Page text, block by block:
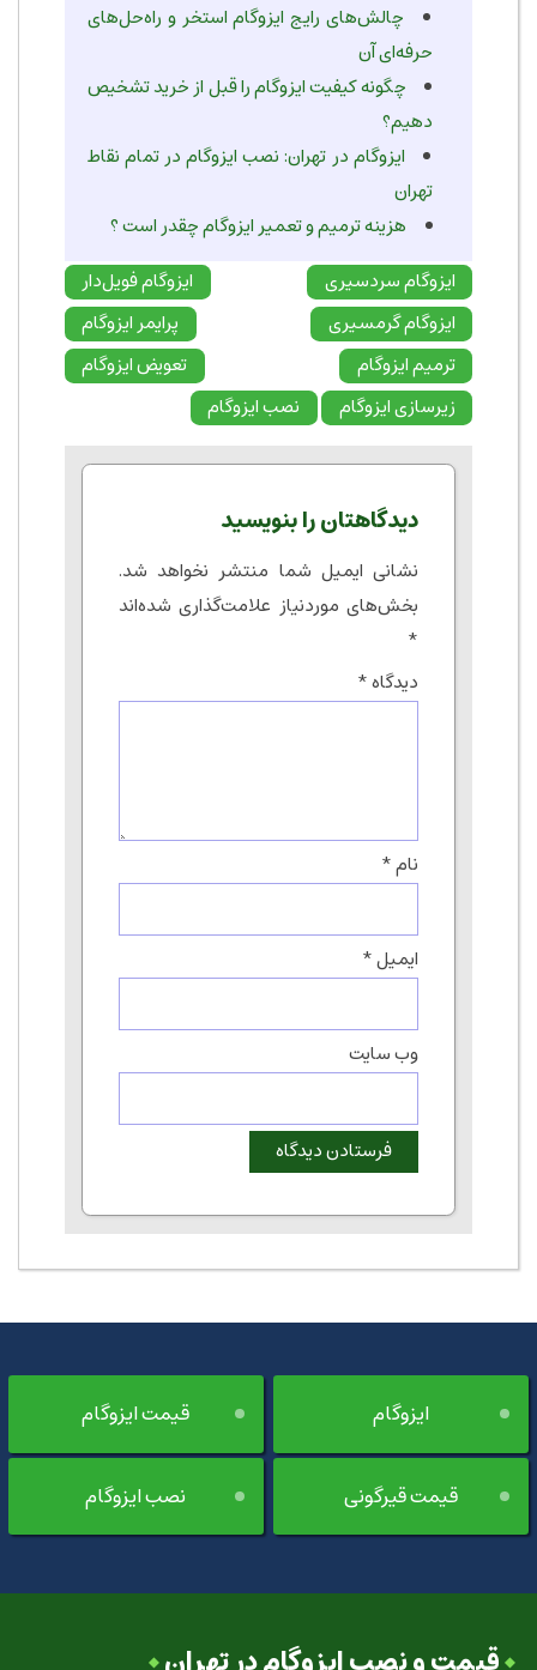
چالش‌های رایج ایزوگام استخر و راه‌حل‌های
حرفه‌ای آن
چگونه کیفیت ایزوگام را قبل از خرید تشخیص
دهیم؟
ایزوگام در تهران: نصب ایزوگام در تمام نقاط
تهران
هزینه ترمیم و تعمیر ایزوگام چقدر است ؟
ایزوگام سردسیری
ایزوگام فویل‌دار
ایزوگام گرمسیری
پرایمر ایزوگام
ترمیم ایزوگام
تعویض ایزوگام
زیرسازی ایزوگام
نصب ایزوگام
دیدگاهتان را بنویسید
نشانی ایمیل شما منتشر نخواهد شد.
بخش‌های موردنیاز علامت‌گذاری شده‌اند
*
دیدگاه*
نام*
ایمیل*
وب‌ سایت
ایزوگام قیمت ایزوگام
قیمت قیرگونی نصب ایزوگام